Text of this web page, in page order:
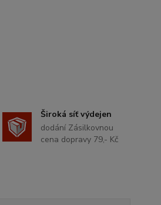
Široká síť výdejen
dodání Zásilkovnou
cena dopravy 79,- Kč